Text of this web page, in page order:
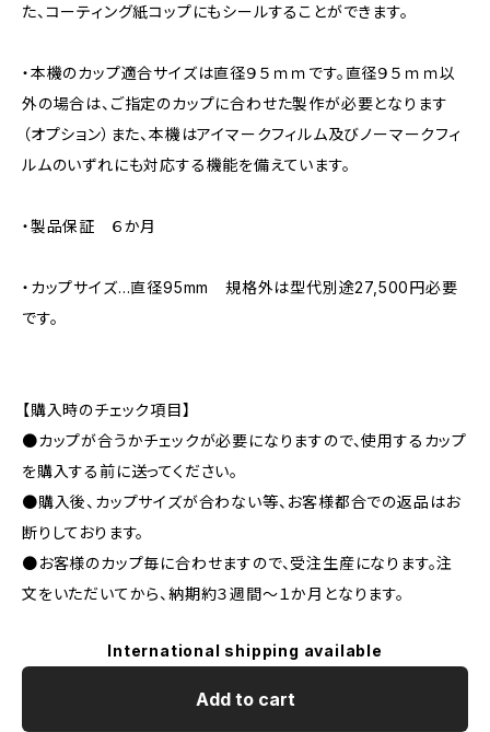
た、コーティング紙コップにもシールすることができます。
・本機のカップ適合サイズは直径９５ｍｍです。直径９５ｍｍ以
外の場合は、ご指定のカップに合わせた製作が必要となります
（オプション）また、本機はアイマークフィルム及びノーマークフィ
ルムのいずれにも対応する機能を備えています。
・製品保証 ６か月
・カップサイズ…直径95mm 規格外は型代別途27,500円必要
です。
【購入時のチェック項目】
●カップが合うかチェックが必要になりますので、使用するカップ
を購入する前に送ってください。
●購入後、カップサイズが合わない等、お客様都合での返品はお
断りしております。
●お客様のカップ毎に合わせますので、受注生産になります。注
文をいただいてから、納期約３週間～１か月となります。
International shipping available
Add to cart